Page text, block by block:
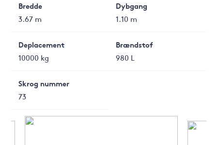
Bredde
3.67 m
Dybgang
1.10 m
Deplacement
10000 kg
Brændstof
980 L
Skrog nummer
73